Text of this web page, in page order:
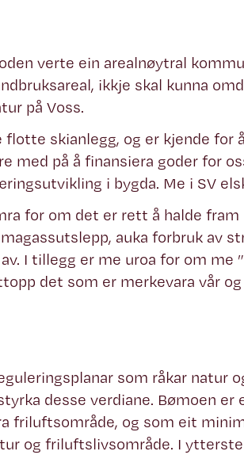
verte ein arealnøytral
ikkje skal kunna
på Voss.
flotte skianlegg, og er kjende
med på å finansiera goder for
i bygda. Me i SV
for om det er rett å halde
auka forbruk av
I tillegg er me uroa for om me
det som er merkevara vår
som råkar natur
desse verdiane. Bømoen
friluftsområde, og som eit
og friluftslivsområde. I